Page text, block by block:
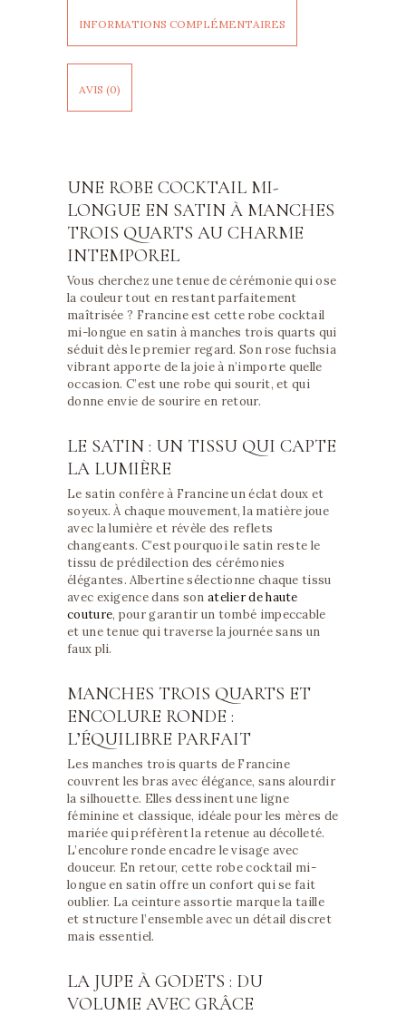
INFORMATIONS COMPLÉMENTAIRES
AVIS (0)
UNE ROBE COCKTAIL MI-
LONGUE EN SATIN À MANCHES
TROIS QUARTS AU CHARME
INTEMPOREL
Vous cherchez une tenue de cérémonie qui ose
la couleur tout en restant parfaitement
maîtrisée ? Francine est cette robe cocktail
mi-longue en satin à manches trois quarts qui
séduit dès le premier regard. Son rose fuchsia
vibrant apporte de la joie à n’importe quelle
occasion. C’est une robe qui sourit, et qui
donne envie de sourire en retour.
LE SATIN : UN TISSU QUI CAPTE
LA LUMIÈRE
Le satin confère à Francine un éclat doux et
soyeux. À chaque mouvement, la matière joue
avec la lumière et révèle des reflets
changeants. C’est pourquoi le satin reste le
tissu de prédilection des cérémonies
élégantes. Albertine sélectionne chaque tissu
avec exigence dans son atelier de haute
couture, pour garantir un tombé impeccable
et une tenue qui traverse la journée sans un
faux pli.
MANCHES TROIS QUARTS ET
ENCOLURE RONDE :
L’ÉQUILIBRE PARFAIT
Les manches trois quarts de Francine
couvrent les bras avec élégance, sans alourdir
la silhouette. Elles dessinent une ligne
féminine et classique, idéale pour les mères de
mariée qui préfèrent la retenue au décolleté.
L’encolure ronde encadre le visage avec
douceur. En retour, cette robe cocktail mi-
longue en satin offre un confort qui se fait
oublier. La ceinture assortie marque la taille
et structure l’ensemble avec un détail discret
mais essentiel.
LA JUPE À GODETS : DU
VOLUME AVEC GRÂCE